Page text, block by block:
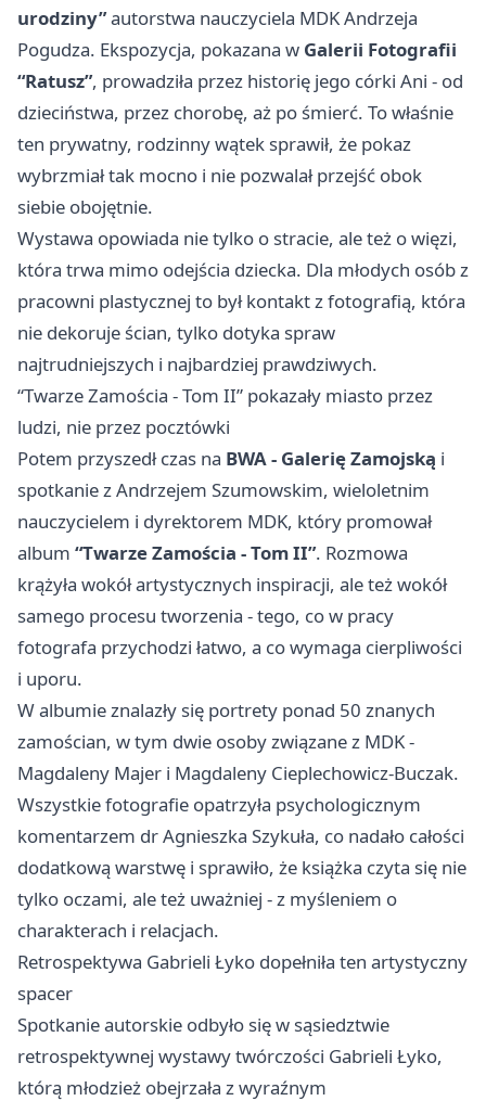
urodziny”autorstwa nauczyciela MDK Andrzeja
Pogudza. Ekspozycja, pokazana w Galerii Fotografii
“Ratusz”, prowadziła przez historię jego córki Ani - od
dzieciństwa, przez chorobę, aż po śmierć. To właśnie
ten prywatny, rodzinny wątek sprawił, że pokaz
wybrzmiał tak mocno i nie pozwalał przejść obok
siebie obojętnie.
Wystawa opowiada nie tylko o stracie, ale też o więzi,
która trwa mimo odejścia dziecka. Dla młodych osób z
pracowni plastycznej to był kontakt z fotografią, która
nie dekoruje ścian, tylko dotyka spraw
najtrudniejszych i najbardziej prawdziwych.
“Twarze Zamościa - Tom II” pokazały miasto przez
ludzi, nie przez pocztówki
Potem przyszedł czas na BWA - Galerię Zamojską i
spotkanie z Andrzejem Szumowskim, wieloletnim
nauczycielem i dyrektorem MDK, który promował
album “Twarze Zamościa - Tom II”. Rozmowa
krążyła wokół artystycznych inspiracji, ale też wokół
samego procesu tworzenia - tego, co w pracy
fotografa przychodzi łatwo, a co wymaga cierpliwości
i uporu.
W albumie znalazły się portrety ponad 50 znanych
zamościan, w tym dwie osoby związane z MDK -
Magdaleny Majer i Magdaleny Cieplechowicz-Buczak.
Wszystkie fotografie opatrzyła psychologicznym
komentarzem dr Agnieszka Szykuła, co nadało całości
dodatkową warstwę i sprawiło, że książka czyta się nie
tylko oczami, ale też uważniej - z myśleniem o
charakterach i relacjach.
Retrospektywa Gabrieli Łyko dopełniła ten artystyczny
spacer
Spotkanie autorskie odbyło się w sąsiedztwie
retrospektywnej wystawy twórczości Gabrieli Łyko,
którą młodzież obejrzała z wyraźnym